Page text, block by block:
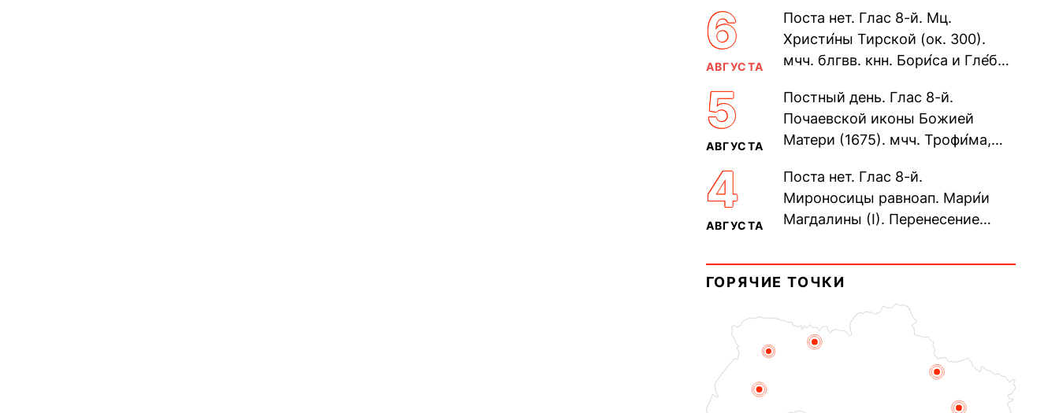
6
АВГУСТА
Поста нет. Глас 8-й. Мц.
Христи́ны Тирской (ок. 300).
мчч. блгвв. кнн. Бори́са и Гле́ба,
Дави́да (1015). Прп....
5
АВГУСТА
Постный день. Глас 8-й.
Почаевской иконы Божией
Матери (1675). мчч. Трофи́ма,
мучеников (284–305). прав.
воина Фео́дора...
4
АВГУСТА
Поста нет. Глас 8-й.
Мироносицы равноап. Мари́и
Магдалины (I). Перенесение
Синопского (403–404). Прп.
Корни́лия...
ГОРЯЧИЕ ТОЧКИ